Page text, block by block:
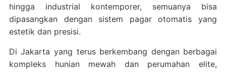
hingga industrial kontemporer, semuanya bisa
dipasangkan dengan sistem pagar otomatis yang
estetik dan presisi.
Di Jakarta yang terus berkembang dengan berbagai
kompleks hunian mewah dan perumahan elite,